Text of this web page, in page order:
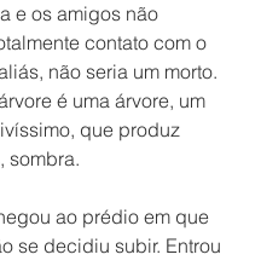
e os amigos não
contato com o
não seria um morto.
é uma árvore, um
que produz
sombra.
ao prédio em que
se decidiu subir. Entrou